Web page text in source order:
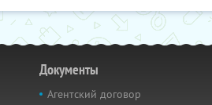
Документы
Агентский договор